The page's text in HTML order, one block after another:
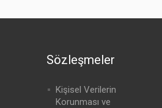
Sözleşmeler
Kişisel Verilerin
Korunması ve